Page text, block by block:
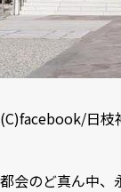
(C)facebook/日枝
都会のど真ん中、